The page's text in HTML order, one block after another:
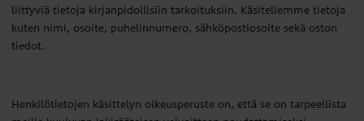
liittyviä tietoja kirjanpidollisiin tarkoituksiin. Käsitellemme tietoja
kuten nimi, osoite, puhelinnumero, sähköpostiosoite sekä oston
tiedot.
Henkilötietojen käsittelyn oikeusperuste on, että se on tarpeellista